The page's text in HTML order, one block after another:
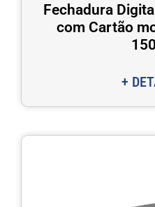
Fechadura
com Cartão
+